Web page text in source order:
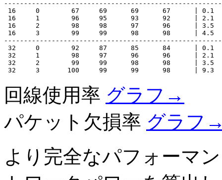
16     0        67     69      69      67      | 0.1
16     1        96     95      93      92      | 2.1
16     2        98     98      97      96      | 3.5
16     3        99     99      98      98      | 4.5
32     0        92     87      85      84      | 0.1
32     1        98     97      96      96      | 2.1
32     2        99     99      98      98      | 3.5
回線使用率 グラフ→
パケット欠損率 グラフ
より完全なパフォーマ